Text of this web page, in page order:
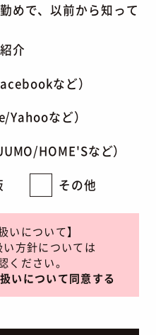
めで、以前から知って
介
など）
Yahooなど）
HOME'Sなど）
その他
いについて】
方針については
ください。
いについて同意する